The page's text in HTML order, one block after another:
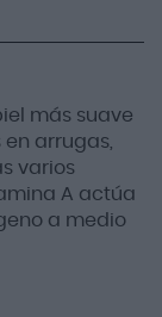
más suave
arrugas,
varios
A actúa
a medio